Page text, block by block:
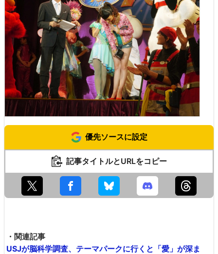
優先ソースに設定
記事タイトルとURLをコピー
・関連記事
USJが脳科学調査、テーマパークに行くと「愛」が深ま